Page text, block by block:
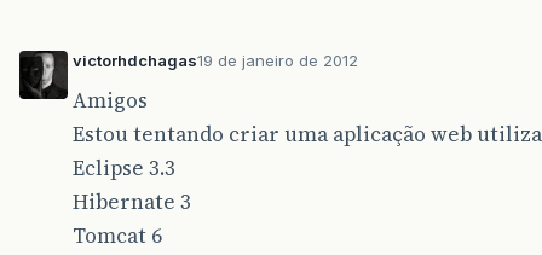
victorhdchagas19 de janeiro de 2012
Amigos
Estou tentando criar uma aplicação web
Eclipse 3.3
Hibernate 3
Tomcat 6